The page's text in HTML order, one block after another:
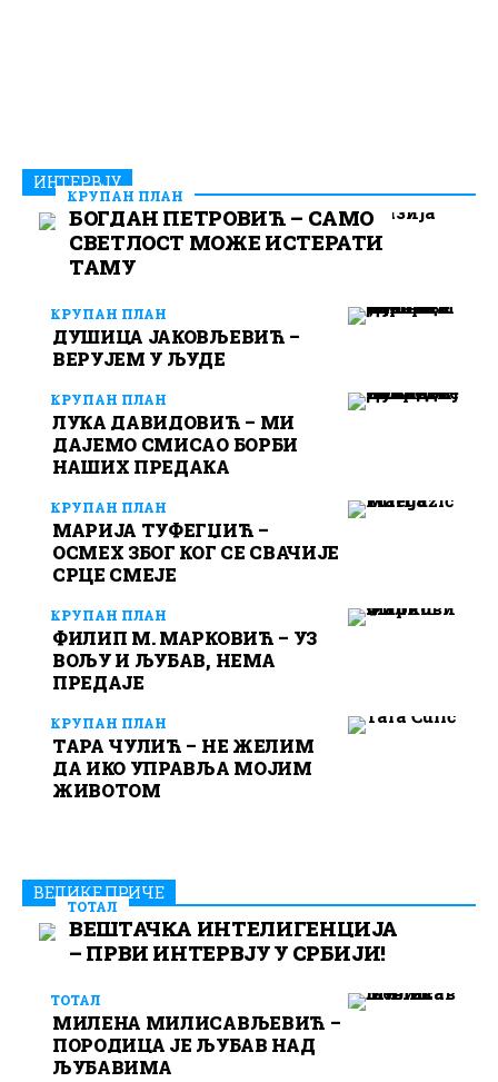
ИНТЕРВЈУ
КРУПАН ПЛАН
БОГДАН ПЕТРОВИЋ – САМО
СВЕТЛОСТ МОЖЕ ИСТЕРАТИ
ТАМУ
КРУПАН ПЛАН
ДУШИЦА ЈАКОВЉЕВИЋ –
ВЕРУЈЕМ У ЉУДЕ
КРУПАН ПЛАН
ЛУКА ДАВИДОВИЋ – МИ
ДАЈЕМО СМИСАО БОРБИ
НАШИХ ПРЕДАКА
КРУПАН ПЛАН
МАРИЈА ТУФЕГЏИЋ –
ОСМЕХ ЗБОГ КОГ СЕ СВАЧИЈЕ
СРЦЕ СМЕЈЕ
КРУПАН ПЛАН
ФИЛИП М. МАРКОВИЋ – УЗ
ВОЉУ И ЉУБАВ, НЕМА
ПРЕДАЈЕ
КРУПАН ПЛАН
ТАРА ЧУЛИЋ – НЕ ЖЕЛИМ
ДА ИКО УПРАВЉА МОЈИМ
ЖИВОТОМ
ВЕЛИКЕ ПРИЧЕ
ТОТАЛ
ВЕШТАЧКА ИНТЕЛИГЕНЦИЈА
– ПРВИ ИНТЕРВЈУ У СРБИЈИ!
ТОТАЛ
МИЛЕНА МИЛИСАВЉЕВИЋ –
ПОРОДИЦА ЈЕ ЉУБАВ НАД
ЉУБАВИМА